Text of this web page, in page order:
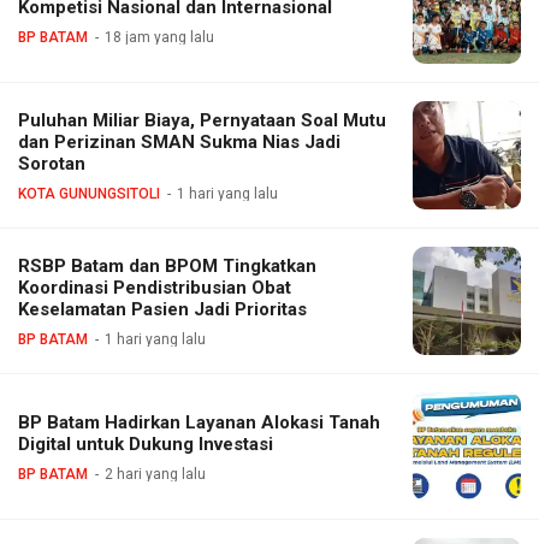
Kompetisi Nasional dan Internasional
BP BATAM 18 jam yang lalu
Puluhan Miliar Biaya, Pernyataan Soal Mutu
dan Perizinan SMAN Sukma Nias Jadi
Sorotan
KOTA GUNUNGSITOLI 1 hari yang lalu
RSBP Batam dan BPOM Tingkatkan
Koordinasi Pendistribusian Obat
Keselamatan Pasien Jadi Prioritas
BP BATAM 1 hari yang lalu
BP Batam Hadirkan Layanan Alokasi Tanah
Digital untuk Dukung Investasi
BP BATAM 2 hari yang lalu